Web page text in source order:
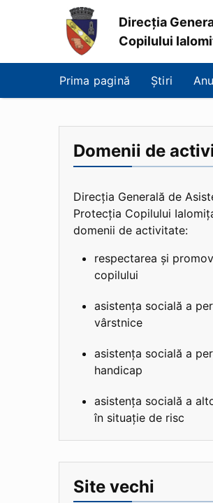
Direcția
Generală
Protecția
Copilului
Direcția
Copilului
Prima pagină Știri
Domenii de
Direcția Generală de
Protecția Copilului
domenii de activitate:
respectarea și
copilului
asistența socială a
vârstnice
asistența socială a
handicap
asistența socială a
în situație de risc
Site vechi